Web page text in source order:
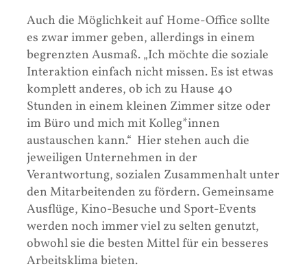
Auch die Möglichkeit auf Home-Office sollte
es zwar immer geben, allerdings in einem
begrenzten Ausmaß. „Ich möchte die soziale
Interaktion einfach nicht missen. Es ist etwas
komplett anderes, ob ich zu Hause 40
Stunden in einem kleinen Zimmer sitze oder
im Büro und mich mit Kolleg*innen
austauschen kann.“ Hier stehen auch die
jeweiligen Unternehmen in der
Verantwortung, sozialen Zusammenhalt unter
den Mitarbeitenden zu fördern. Gemeinsame
Ausflüge, Kino-Besuche und Sport-Events
werden noch immer viel zu selten genutzt,
obwohl sie die besten Mittel für ein besseres
Arbeitsklima bieten.